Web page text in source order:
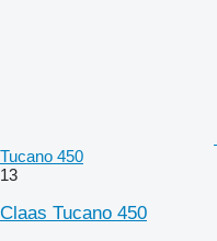
Tucano 450
13
Claas Tucano 450